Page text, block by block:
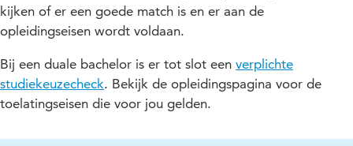
kijken of er een goede match is en er aan de
opleidingseisen wordt voldaan.
Bij een duale bachelor is er tot slot een verplichte
studiekeuzecheck. Bekijk de opleidingspagina voor de
toelatingseisen die voor jou gelden.